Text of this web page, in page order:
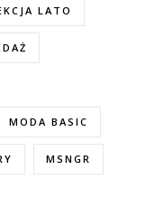
LATO
MODA BASIC
MSNGR